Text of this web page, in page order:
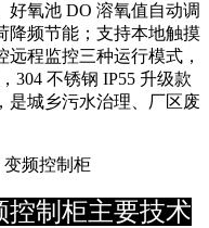
好氧池 DO 溶氧值自动调
降频节能；支持本地触摸
程监控三种运行模式，
304 不锈钢 IP55 升级款
是城乡污水治理、厂区废
控制柜主要技术